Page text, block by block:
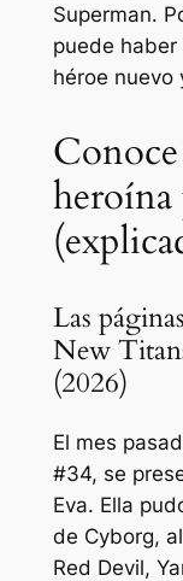
Superman.
puede
héroe nuevo
heroína
Las
New
(2026)
El mes
#34, se
Eva. Ella
de Cyborg,
Red Devil,